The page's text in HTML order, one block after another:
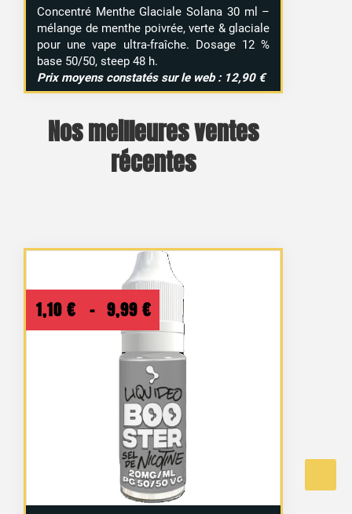
Concentré Menthe Glaciale Solana 30 ml –
mélange de menthe poivrée, verte & glaciale
pour une vape ultra-fraîche. Dosage 12 %
base 50/50, steep 48 h.
Prix moyens constatés sur le web : 12,90 €
Nos meilleures ventes
récentes
1,10 € – 9,99 €
Plage
de
prix :
1,10 €
à
9,99 €